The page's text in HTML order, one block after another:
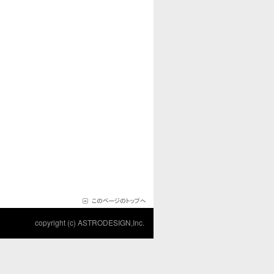
copyright (c) ASTRODESIGN,Inc.